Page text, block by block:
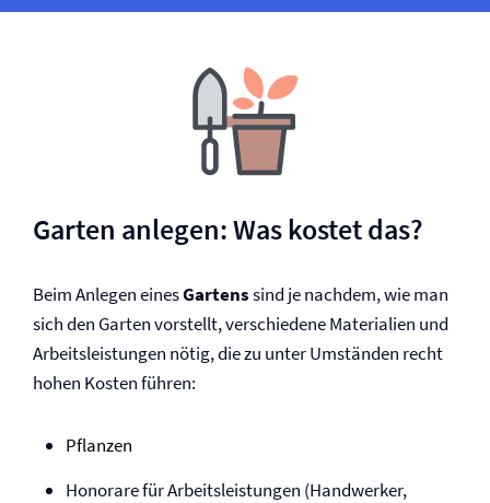
Garten anlegen: Was kostet das?
Beim Anlegen einesGartenssind je nachdem, wie man
sich den Garten vorstellt, verschiedene Materialien und
Arbeitsleistungen nötig, die zu unter Umständen recht
hohen Kosten führen:
Pflanzen
Honorare für Arbeitsleistungen (Handwerker,